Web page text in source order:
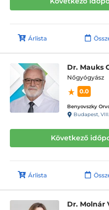
Árlista
Dr. Mauks
Nőgyógyász
0.0
Benyovszky
Budapest, VIII.
Következő
Árlista
Dr. Molnár